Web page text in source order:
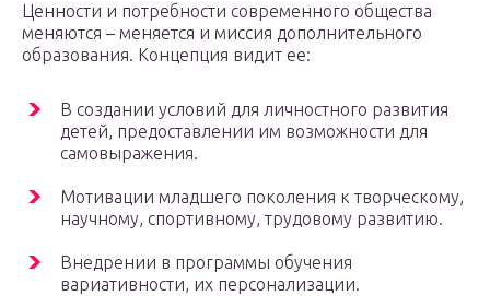
Ценности и потребности современного общества
меняются – меняется и миссия дополнительного
образования. Концепция видит ее:
В создании условий для личностного развития
детей, предоставлении им возможности для
самовыражения.
Мотивации младшего поколения к творческому,
научному, спортивному, трудовому развитию.
Внедрении в программы обучения
вариативности, их персонализации.